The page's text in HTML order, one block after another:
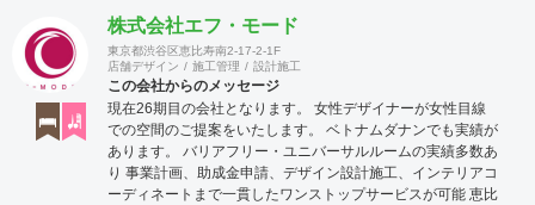
株式会社エフ・モード
東京都渋谷区恵比寿南2-17-2-1F
店舗デザイン
施工管理 設計施工
この会社からのメッセージ
現在26期目の会社となります。 女性デザイナーが女性目線
での空間のご提案をいたします。 ベトナムダナンでも実績が
あります。 バリアフリー・ユニバーサルルームの実績多数あ
り 事業計画、助成金申請、デザイン設計施工、インテリアコ
ーディネートまで一貫したワンストップサービスが可能 恵比